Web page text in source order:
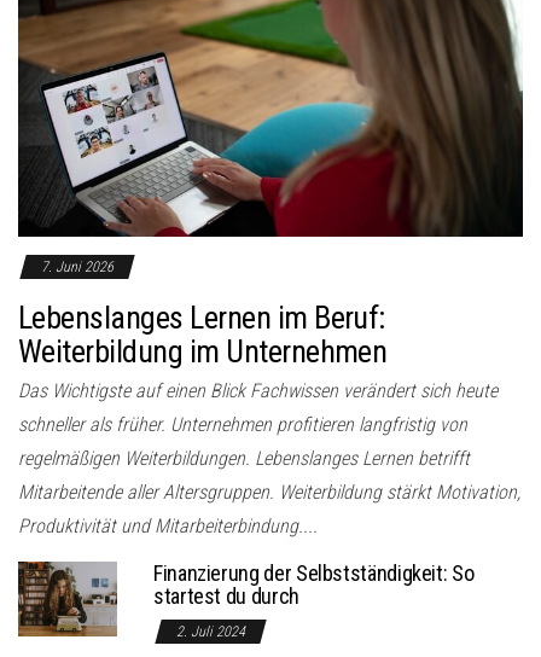
7. Juni 2026
Lebenslanges Lernen im Beruf:
Weiterbildung im Unternehmen
Das Wichtigste auf einen Blick Fachwissen verändert sich heute
schneller als früher. Unternehmen profitieren langfristig von
regelmäßigen Weiterbildungen. Lebenslanges Lernen betrifft
Mitarbeitende aller Altersgruppen. Weiterbildung stärkt Motivation,
Produktivität und Mitarbeiterbindung....
Finanzierung der Selbstständigkeit: So
startest du durch
2. Juli 2024